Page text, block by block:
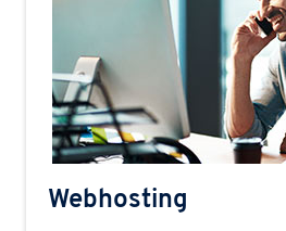
Webhosting